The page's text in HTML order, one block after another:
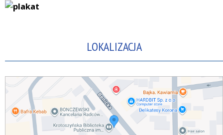
LOKALIZACJA